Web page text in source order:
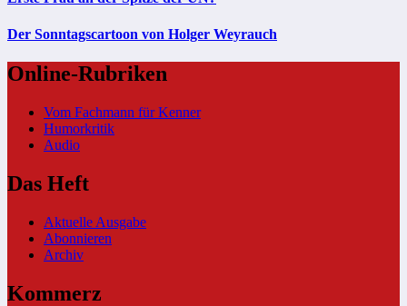
Der Sonntagscartoon von Holger Weyrauch
Online-Rubriken
Vom Fachmann für Kenner
Humorkritik
Audio
Das Heft
Aktuelle Ausgabe
Abonnieren
Archiv
Kommerz